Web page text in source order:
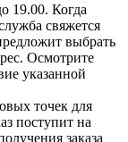
19.00. Когда
свяжется
выбрать
Осмотрите
указанной
точек для
поступит на
заказа